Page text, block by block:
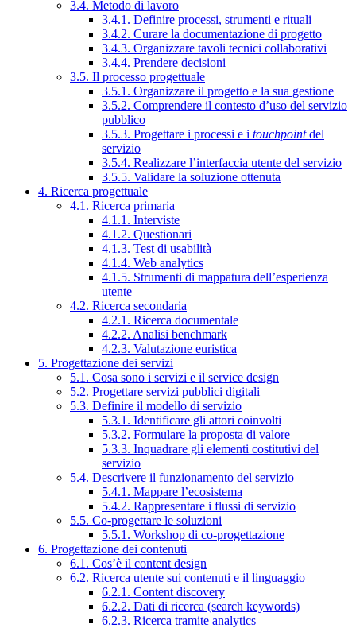
3.4. Metodo di lavoro
3.4.1. Definire processi, strumenti e rituali
3.4.2. Curare la documentazione di progetto
3.4.3. Organizzare tavoli tecnici collaborativi
3.4.4. Prendere decisioni
3.5. Il processo progettuale
3.5.1. Organizzare il progetto e la sua gestione
3.5.2. Comprendere il contesto d’uso del servizio
pubblico
3.5.3. Progettare i processi e i touchpointdel
servizio
3.5.4. Realizzare l’interfaccia utente del servizio
3.5.5. Validare la soluzione ottenuta
4. Ricerca progettuale
4.1. Ricerca primaria
4.1.1. Interviste
4.1.2. Questionari
4.1.3. Test di usabilità
4.1.4. Web analytics
4.1.5. Strumenti di mappatura dell’esperienza
utente
4.2. Ricerca secondaria
4.2.1. Ricerca documentale
4.2.2. Analisi benchmark
4.2.3. Valutazione euristica
5. Progettazione dei servizi
5.1. Cosa sono i servizi e il service design
5.2. Progettare servizi pubblici digitali
5.3. Definire il modello di servizio
5.3.1. Identificare gli attori coinvolti
5.3.2. Formulare la proposta di valore
5.3.3. Inquadrare gli elementi costitutivi del
servizio
5.4. Descrivere il funzionamento del servizio
5.4.1. Mappare l’ecosistema
5.4.2. Rappresentare i flussi di servizio
5.5. Co-progettare le soluzioni
5.5.1. Workshop di co-progettazione
6. Progettazione dei contenuti
6.1. Cos’è il content design
6.2. Ricerca utente sui contenuti e il linguaggio
6.2.1. Content discovery
6.2.2. Dati di ricerca (search keywords)
6.2.3. Ricerca tramite analytics